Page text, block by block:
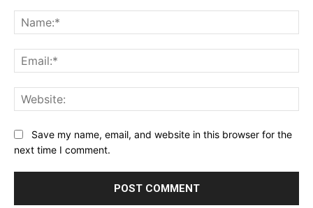
Save my name, email, and website in this browser for the
next time I comment.